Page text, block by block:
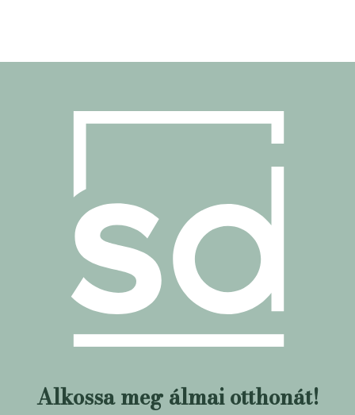
Alkossa meg álmai otthonát!